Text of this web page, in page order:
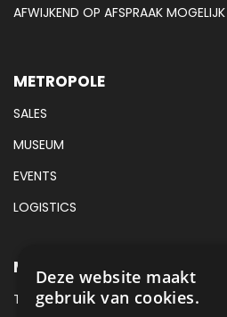
AFWIJKEND OP AFSPRAAK MOGELIJK
METROPOLE
SALES
MUSEUM
EVENTS
LOGISTICS
METROPOLE SALES CONTACT
TEL:+31 (0) 88 425 94 00
Deze website maakt
gebruik van cookies.